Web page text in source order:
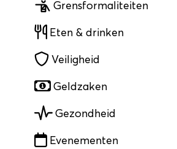
Grensformaliteiten
Eten & drinken
Veiligheid
Geldzaken
Gezondheid
Evenementen